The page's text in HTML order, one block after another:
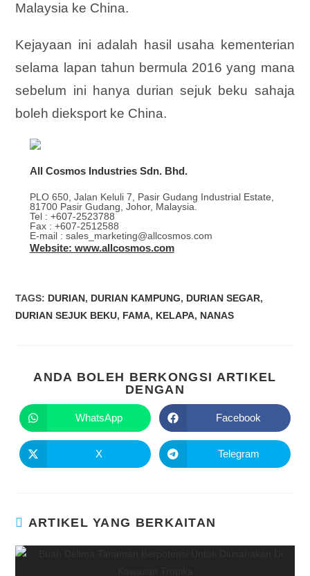
Malaysia ke China.
Kejayaan ini adalah hasil usaha kementerian
selama lapan tahun bermula 2016 yang mana
sebelum ini hanya durian sejuk beku sahaja
boleh dieksport ke China.
All Cosmos Industries Sdn. Bhd.
PLO 650, Jalan Keluli 7, Pasir Gudang Industrial Estate,
81700 Pasir Gudang, Johor, Malaysia.
Tel : +607-2523788
Fax : +607-2512588
E-mail : sales_marketing@allcosmos.com
Website: www.allcosmos.com
TAGS: DURIAN, DURIAN KAMPUNG, DURIAN SEGAR,
DURIAN SEJUK BEKU, FAMA, KELAPA, NANAS
ANDA BOLEH BERKONGSI ARTIKEL
DENGAN
WhatsApp Facebook
X Telegram
ARTIKEL YANG BERKAITAN